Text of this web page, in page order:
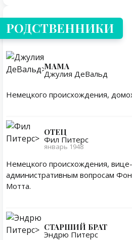
РОДСТВЕННИКИ
МАМА
Джулия ДеВальд
Немецкого происхождения,
ОТЕЦ
Фил Питерс
январь 1948
Немецкого происхождения,
административным вопросам
Мотта.
СТАРШИЙ БРАТ
Эндрю Питерс